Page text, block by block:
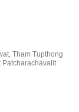
,Tham Tupthong
Patcharachavalit